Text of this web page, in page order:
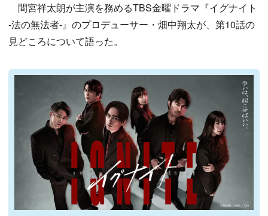
間宮祥太朗が主演を務めるTBS金曜ドラマ『イグナイト
-法の無法者-』のプロデューサー・畑中翔太が、第10話の
見どころについて語った。